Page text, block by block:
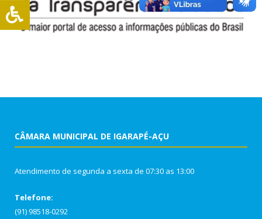
CÂMARA MUNICIPAL DE IGARAPÉ-AÇU
Atendimento de segunda a sexta de 07:30 as 13:00
Telefone:
(91) 98518-0292